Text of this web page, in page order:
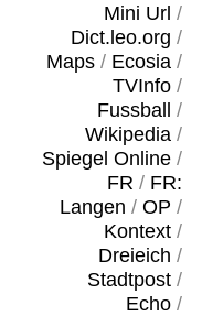
Mini Url /
Dict.leo.org /
Maps/ Ecosia/
TVInfo/
Fussball
/
Wikipedia/
Spiegel Online/
FR / FR:
Langen / OP /
Kontext/
Dreieich /
Stadtpost/
Echo/